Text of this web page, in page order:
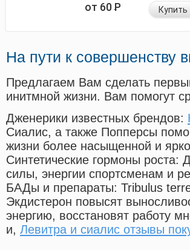
от 60Р Купить
На пути к совершенству
Предлагаем Вам сделать
инитмной жизни. Вам помогут
Дженерики известных брендов:
Сиалис, а также Попперсы
жизни более насыщенной и
Синтетические гормоны роста:
силы, энергии спортсменам и
БАДы и препараты: Tribulus
Экдистерон повысят
энергию, восстановят работу
и, Левитра и сиалис отзывы